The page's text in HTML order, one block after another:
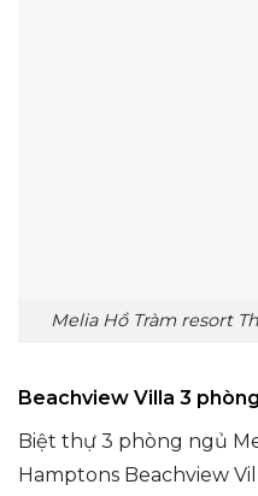
Melia Hồ Tràm resort
Beachview Villa 3
Biệt thự 3 phòng ngủ
Hamptons Beachview